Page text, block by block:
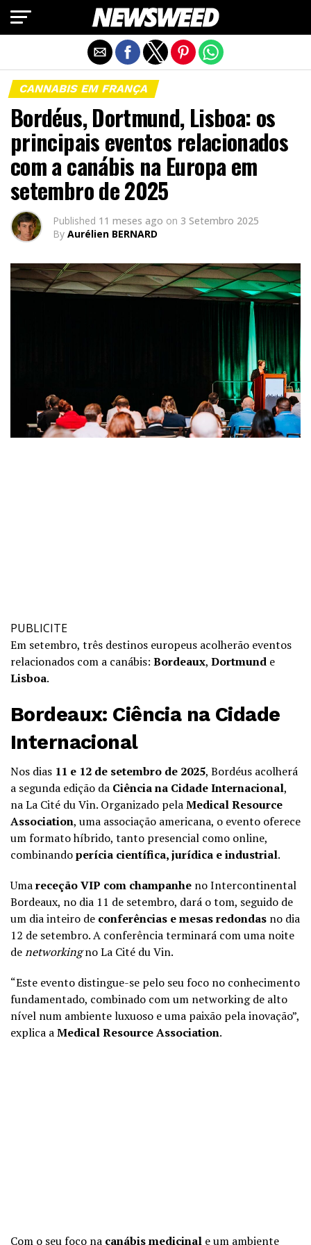
CANNABIS EM FRANÇA
Bordéus, Dortmund, Lisboa: os
principais eventos relacionados
com a canábis na Europa em
setembro de 2025
Published 11 meses ago on 3 Setembro 2025
By Aurélien BERNARD
PUBLICITE
Em setembro, três destinos europeus acolherão eventos
relacionados com a canábis: Bordeaux, Dortmund e
Lisboa.
Bordeaux: Ciência na Cidade
Internacional
Nos dias 11 e 12 de setembro de 2025, Bordéus acolherá
a segunda edição da Ciência na Cidade Internacional,
na La Cité du Vin. Organizado pelaMedical Resource
Association, uma associação americana, o evento oferece
um formato híbrido, tanto presencial como online,
combinandoperícia científica, jurídica e industrial.
Umareceção VIP com champanhe no Intercontinental
Bordeaux, no dia 11 de setembro, dará o tom, seguido de
um dia inteiro de conferências e mesas redondas no dia
12 de setembro. A conferência terminará com uma noite
denetworkingno La Cité du Vin.
“Este evento distingue-se pelo seu foco no conhecimento
fundamentado, combinado com um networking de alto
nível num ambiente luxuoso e uma paixão pela inovação”,
explica aMedical Resource Association.
Com o seu foco na canábis medicinal e um ambiente
Exit mobile version